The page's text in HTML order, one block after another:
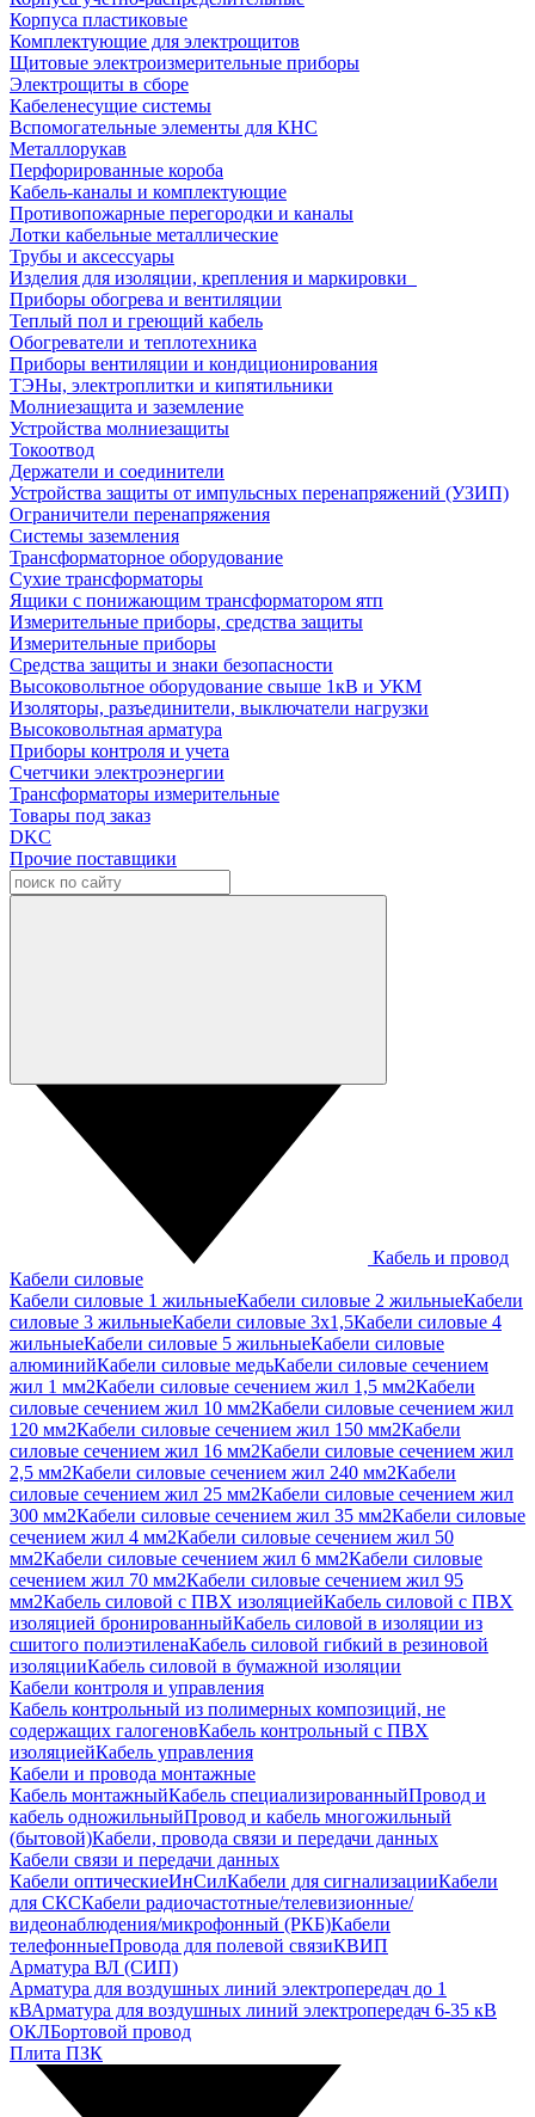
Корпуса пластиковые
Комплектующие для электрощитов
Щитовые электроизмерительные приборы
Электрощиты в сборе
Кабеленесущие системы
Вспомогательные элементы для КНС
Металлорукав
Перфорированные короба
Кабель-каналы и комплектующие
Противопожарные перегородки и каналы
Лотки кабельные металлические
Трубы и аксессуары
Изделия для изоляции, крепления и маркировки
Приборы обогрева и вентиляции
Теплый пол и греющий кабель
Обогреватели и теплотехника
Приборы вентиляции и кондиционирования
ТЭНы, электроплитки и кипятильники
Молниезащита и заземление
Устройства молниезащиты
Токоотвод
Держатели и соединители
Устройства защиты от импульсных перенапряжений (УЗИП)
Ограничители перенапряжения
Системы заземления
Трансформаторное оборудование
Сухие трансформаторы
Ящики с понижающим трансформатором ятп
Измерительные приборы, средства защиты
Измерительные приборы
Средства защиты и знаки безопасности
Высоковольтное оборудование свыше 1кВ и УКМ
Изоляторы, разъединители, выключатели нагрузки
Высоковольтная арматура
Приборы контроля и учета
Счетчики электроэнергии
Трансформаторы измерительные
Товары под заказ
DKC
Прочие поставщики
Кабель и провод
Кабели силовые
Кабели силовые 1 жильныеКабели силовые 2 жильныеКабели
силовые 3 жильныеКабели силовые 3х1,5Кабели силовые 4
жильныеКабели силовые 5 жильныеКабели силовые
алюминийКабели силовые медьКабели силовые сечением
жил 1 мм2Кабели силовые сечением жил 1,5 мм2Кабели
силовые сечением жил 10 мм2Кабели силовые сечением жил
120 мм2Кабели силовые сечением жил 150 мм2Кабели
силовые сечением жил 16 мм2Кабели силовые сечением жил
2,5 мм2Кабели силовые сечением жил 240 мм2Кабели
силовые сечением жил 25 мм2Кабели силовые сечением жил
300 мм2Кабели силовые сечением жил 35 мм2Кабели силовые
сечением жил 4 мм2Кабели силовые сечением жил 50
мм2Кабели силовые сечением жил 6 мм2Кабели силовые
сечением жил 70 мм2Кабели силовые сечением жил 95
мм2Кабель силовой с ПВХ изоляциейКабель силовой с ПВХ
изоляцией бронированныйКабель силовой в изоляции из
сшитого полиэтиленаКабель силовой гибкий в резиновой
изоляцииКабель силовой в бумажной изоляции
Кабели контроля и управления
Кабель контрольный из полимерных композиций, не
содержащих галогеновКабель контрольный с ПВХ
изоляциейКабель управления
Кабели и провода монтажные
Кабель монтажныйКабель специализированныйПровод и
кабель одножильныйПровод и кабель многожильный
(бытовой)Кабели, провода связи и передачи данных
Кабели связи и передачи данных
Кабели оптическиеИнСилКабели для сигнализацииКабели
для СКСКабели радиочастотные/телевизионные/
видеонаблюдения/микрофонный (РКБ)Кабели
телефонныеПровода для полевой связиКВИП
Арматура ВЛ (СИП)
Арматура для воздушных линий электропередач до 1
кВАрматура для воздушных линий электропередач 6-35 кВ
ОКЛБортовой провод
Плита ПЗК